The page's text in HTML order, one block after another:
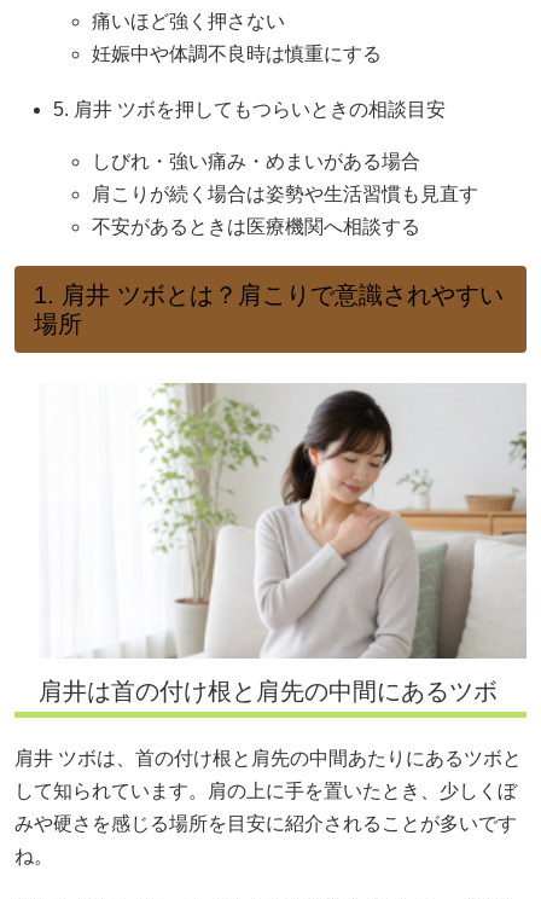
痛いほど強く押さない
妊娠中や体調不良時は慎重にする
5. 肩井 ツボを押してもつらいときの相談目安
しびれ・強い痛み・めまいがある場合
肩こりが続く場合は姿勢や生活習慣も見直す
不安があるときは医療機関へ相談する
1. 肩井 ツボとは？肩こりで意識されやすい
場所
肩井は首の付け根と肩先の中間にあるツボ
肩井 ツボは、首の付け根と肩先の中間あたりにあるツボと
して知られています。肩の上に手を置いたとき、少しくぼ
みや硬さを感じる場所を目安に紹介されることが多いです
ね。